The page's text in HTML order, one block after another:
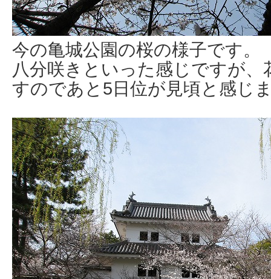
今の亀城公園の桜の様子です。
八分咲きといった感じですが
すのであと5日位が見頃と感じ